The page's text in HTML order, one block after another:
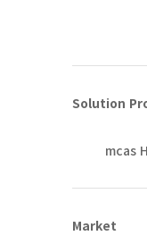
Solution
mcas
Market